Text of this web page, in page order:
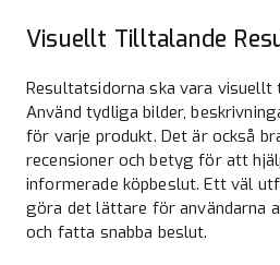
Visuellt Tilltalande
Resultatsidorna ska vara
Använd tydliga bilder,
för varje produkt. Det är också
recensioner och betyg för att
informerade köpbeslut. Ett väl
göra det lättare för användarna
och fatta snabba beslut.